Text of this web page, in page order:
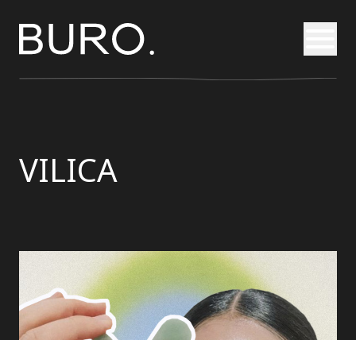
VILICA